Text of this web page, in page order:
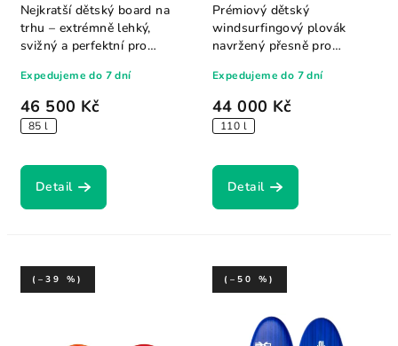
46 500 Kč
85 l
Expedujeme do 7 dní
Detail
Nejkratší dětský board na
trhu – extrémně lehký,
svižný a perfektní pro
TECH
44 000 Kč
110 l
Expedujeme do 7 dní
Detail
Prémiový dětský
windsurfingový plovák
navržený přesně pro
50...
(–39 %) (–50 %)